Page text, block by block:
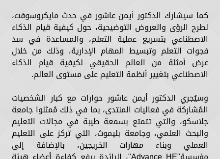
كما سيشارك الدكتور أيمن عاشور في حدث مايكروسوفت،
لطرح الرؤى والعروض التوضيحية، حول كيفية قيام الذكاء
الاصطناعي بتسريع عملية التعلم، والمساعدة في سد
فجوات التعلم وتبسيط المهام الإدارية، وذلك من خلال
عرض أمثلة من العالم الحقيقي لكيفية قيام الذكاء
الاصطناعي بتغيير أنظمة التعليم على مستوى العالم.
وسيُجري الدكتور أيمن عاشور حوارات مع كبار الشخصيات
المُشاركة في فعاليات المنتدى، بما في ذلك مُمثلوا جامعة
جلاسكو، والتي تتمتع بسمعة طيبة في مجالات التعليم
والبحث العلمي، وجامعة بليموث، التي تركز على التعليم
العملي وبناء مهارات الخريجين، بالإضافة إلى